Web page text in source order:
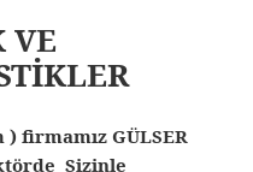
VE
firmamız GÜLSER
Sizinle